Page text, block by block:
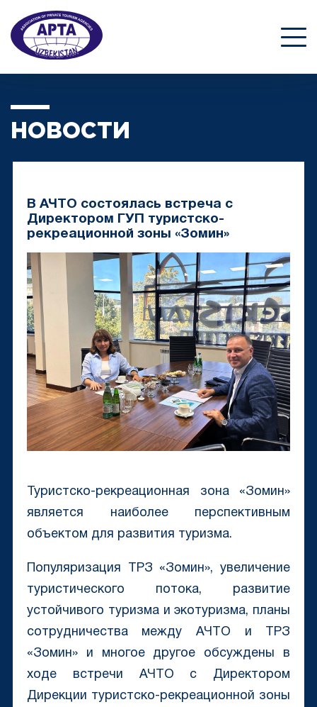
НОВОСТИ
В АЧТО состоялась встреча с
Директором ГУП туристско-
рекреационной зоны «Зомин»
Туристско-рекреационная зона «Зомин»
является наиболее перспективным
объектом для развития туризма.
Популяризация ТРЗ «Зомин», увеличение
туристического потока, развитие
устойчивого туризма и экотуризма, планы
сотрудничества между АЧТО и ТРЗ
«Зомин» и многое другое обсуждены в
ходе встречи АЧТО с Директором
Дирекции туристско-рекреационной зоны